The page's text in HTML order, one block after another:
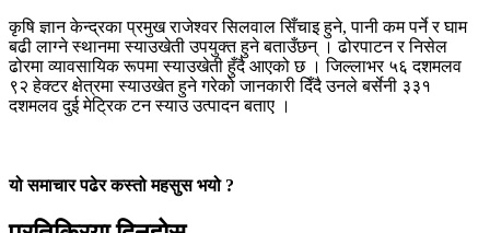
कृषि ज्ञान केन्द्रका प्रमुख राजेश्वर सिलवाल सिँचाइ हुने, पानी कम पर्ने र घाम
बढी लाग्ने स्थानमा स्याउखेती उपयुक्त हुने बताउँछन् । ढोरपाटन र निसेल
ढोरमा व्यावसायिक रूपमा स्याउखेती हुँदै आएको छ । जिल्लाभर ५६ दशमलव
९२ हेक्टर क्षेत्रमा स्याउखेत हुने गरेको जानकारी दिँदै उनले बर्सेनी ३३१
दशमलव दुई मेट्रिक टन स्याउ उत्पादन बताए ।
यो समाचार पढेर कस्तो महसुस भयो ?